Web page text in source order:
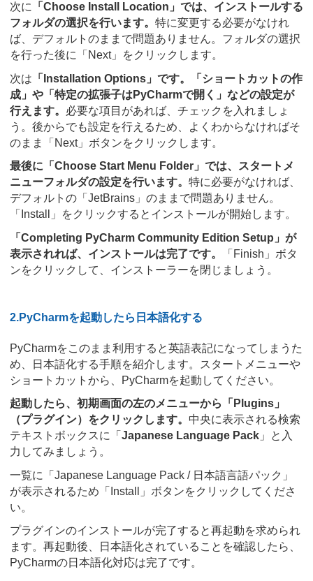
次に
「Choose Install Location」では、インストールする
フォルダの選択を行います。 特に変更する必要がなけれ
ば、デフォルトのままで問題ありません。フォルダの選択
を行った後に「Next」をクリックします。
次は 「Installation Options」です。「ショートカットの作
成」や「特定の拡張子はPyCharmで開く」などの設定が
行えます。 必要な項目があれば、チェックを入れましょ
う。後からでも設定を行えるため、よくわからなければそ
のまま「Next」ボタンをクリックします。
最後に「Choose Start Menu Folder」では、スタートメ
ニューフォルダの設定を行います。 特に必要がなければ、
デフォルトの「JetBrains」のままで問題ありません。
「Install」をクリックするとインストールが開始します。
「Completing PyCharm Community Edition Setup」が
表示されれば、インストールは完了です。
「Finish」ボタ
ンをクリックして、インストーラーを閉じましょう。
2.PyCharmを起動したら日本語化する
PyCharmをこのまま利用すると英語表記になってしまうた
め、日本語化する手順を紹介します。スタートメニューや
ショートカットから、PyCharmを起動してください。
起動したら、初期画面の左のメニューから「Plugins」
（プラグイン）をクリックします。 中央に表示される検索
テキストボックスに「 Japanese Language Pack 」と入
力してみましょう。
一覧に「Japanese Language Pack / 日本語言語パック」
が表示されるため「Install」ボタンをクリックしてくださ
い。
プラグインのインストールが完了すると再起動を求められ
ます。再起動後、日本語化されていることを確認したら、
PyCharmの日本語化対応は完了です。